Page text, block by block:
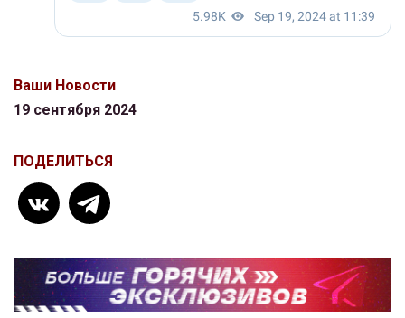
Ваши Новости
19 сентября 2024
ПОДЕЛИТЬСЯ